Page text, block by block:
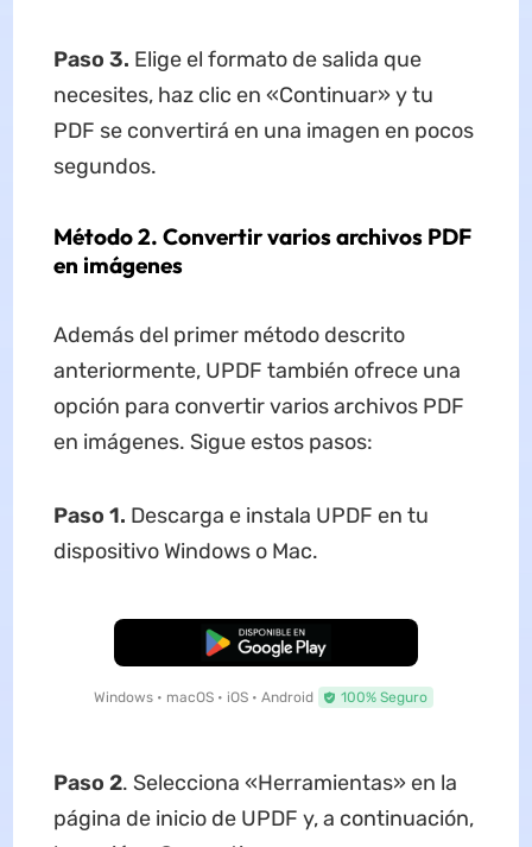
Paso 3. Elige el formato de salida que
necesites, haz clic en «Continuar» y tu
PDF se convertirá en una imagen en pocos
segundos.
Método 2. Convertir varios archivos PDF
en imágenes
Además del primer método descrito
anteriormente, UPDF también ofrece una
opción para convertir varios archivos PDF
en imágenes. Sigue estos pasos:
Paso 1. Descarga e instala UPDF en tu
dispositivo Windows o Mac.
Descarga Gratuita
Windows • macOS • iOS • Android 100% Seguro
Paso 2. Selecciona «Herramientas» en la
página de inicio de UPDF y, a continuación,